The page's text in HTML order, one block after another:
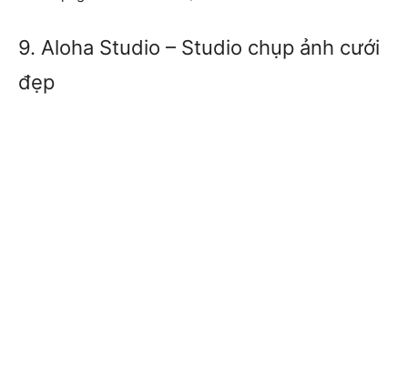
9. Aloha Studio – Studio chụp ảnh cưới
đẹp